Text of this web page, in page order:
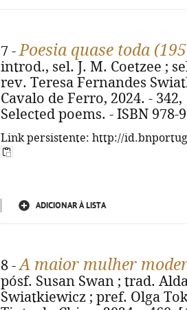
7 -Poesia quase toda
introd., sel. J. M. Coetzee ;
rev. Teresa Fernandes
Cavalo de Ferro, 2024. -
Selected poems. - ISBN 978-
Link persistente: http://
ADICIONAR À LISTA
8 -A maior mulher
pósf. Susan Swan ; trad.
Swiatkiewicz ; pref. Olga